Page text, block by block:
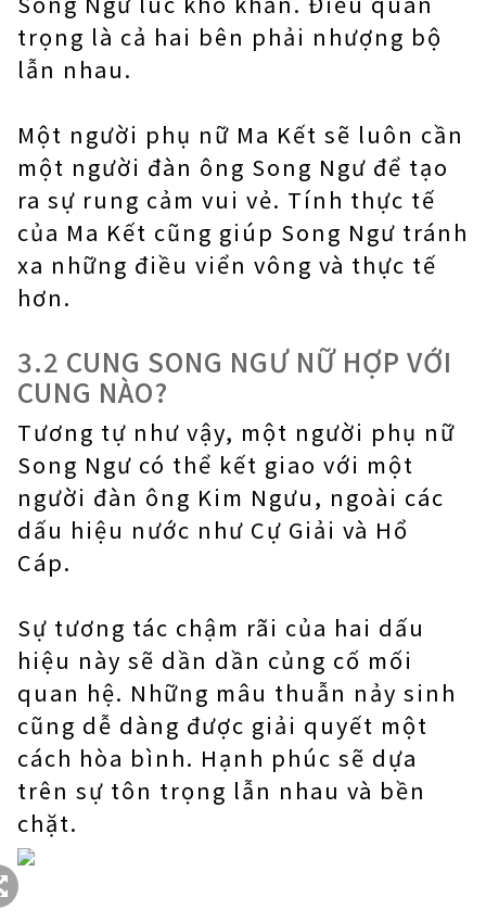
trọng là cả hai bên phải nhượng bộ
lẫn nhau.
Một người phụ nữ Ma Kết sẽ luôn cần
một người đàn ông Song Ngư để tạo
ra sự rung cảm vui vẻ. Tính thực tế
của Ma Kết cũng giúp Song Ngư tránh
xa những điều viển vông và thực tế
hơn.
3.2 CUNG SONG NGƯ NỮ HỢP VỚI
CUNG NÀO?
Tương tự như vậy, một người phụ nữ
Song Ngư có thể kết giao với một
người đàn ông Kim Ngưu, ngoài các
dấu hiệu nước như Cự Giải và Hổ
Cáp.
Sự tương tác chậm rãi của hai dấu
hiệu này sẽ dần dần củng cố mối
quan hệ. Những mâu thuẫn nảy sinh
cũng dễ dàng được giải quyết một
cách hòa bình. Hạnh phúc sẽ dựa
trên sự tôn trọng lẫn nhau và bền
chặt.